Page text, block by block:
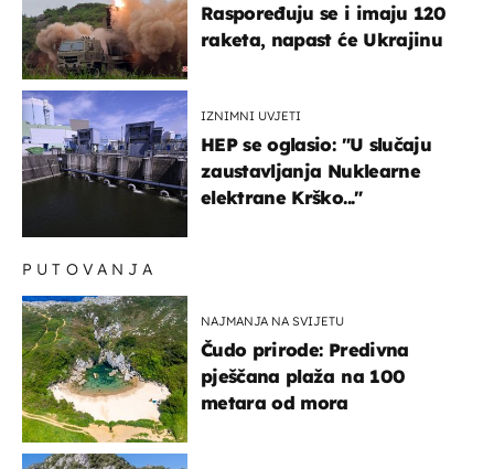
Raspoređuju se i imaju 120
raketa, napast će Ukrajinu
IZNIMNI UVJETI
HEP se oglasio: "U slučaju
zaustavljanja Nuklearne
elektrane Krško..."
PUTOVANJA
NAJMANJA NA SVIJETU
Čudo prirode: Predivna
pješčana plaža na 100
metara od mora